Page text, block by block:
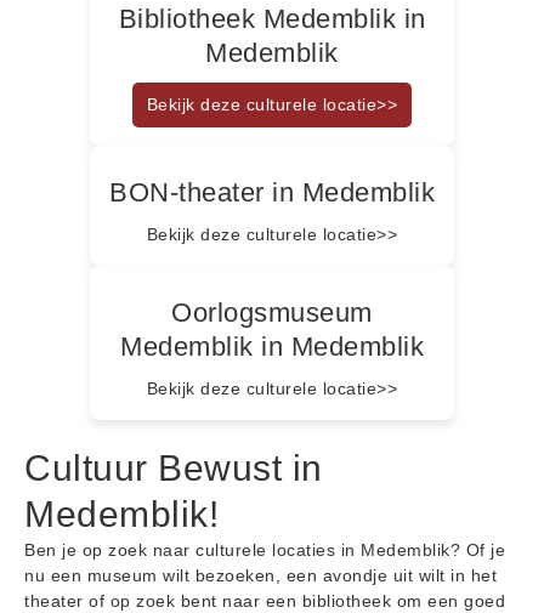
Bibliotheek Medemblik in
Medemblik
Bekijk deze culturele locatie>>
BON-theater in Medemblik
Bekijk deze culturele locatie>>
Oorlogsmuseum
Medemblik in Medemblik
Bekijk deze culturele locatie>>
Cultuur Bewust in
Medemblik!
Ben je op zoek naar culturele locaties in Medemblik? Of je
nu een museum wilt bezoeken, een avondje uit wilt in het
theater of op zoek bent naar een bibliotheek om een goed